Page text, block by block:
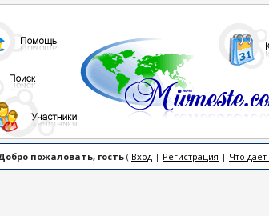
пожаловать, гость( Вход| Регистрация | Что